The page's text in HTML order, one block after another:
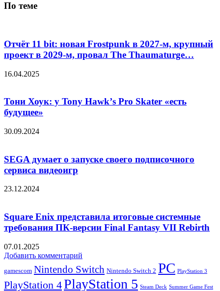
По теме
Отчёт 11 bit: новая Frostpunk в 2027-м, крупный
проект в 2029-м, провал The Thaumaturge…
16.04.2025
Тони Хоук: у Tony Hawkʼs Pro Skater «есть
будущее»
30.09.2024
SEGA думает о запуске своего подписочного
сервиса видеоигр
23.12.2024
Square Enix представила итоговые системные
требования ПК-версии Final Fantasy VII Rebirth
07.01.2025
Добавить комментарий
gamescom Nintendo Switch Nintendo Switch 2 PC PlayStation 3
PlayStation 4PlayStation 5 Steam Deck Summer Game Fest